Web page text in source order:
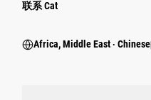
联系 Cat
Africa, Middle East ‧ Chinese